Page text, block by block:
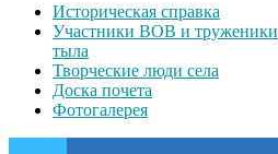
Историческая справка
Участники ВОВ и труженики
тыла
Творческие люди села
Доска почета
Фотогалерея